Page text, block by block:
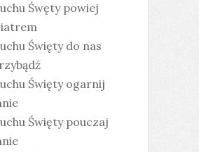
Śwęty powiej
Święty do nas
Święty ogarnij
Święty pouczaj